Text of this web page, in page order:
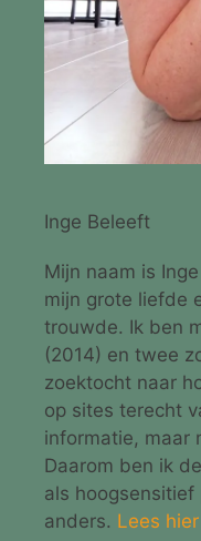
Inge Beleeft
Mijn naam is
mijn grote liefde
trouwde. Ik ben
(2014) en twee
zoektocht naar
op sites terecht
informatie, maar
Daarom ben ik
als
anders. Lees